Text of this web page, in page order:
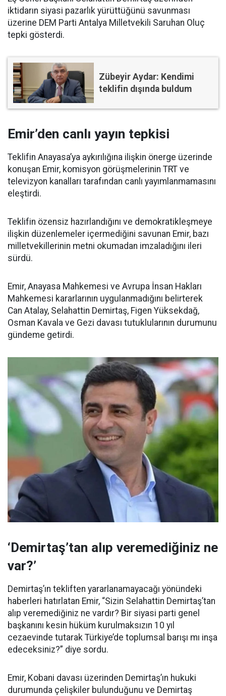
iktidarın siyasi pazarlık yürüttüğünü savunması
üzerine DEM Parti Antalya Milletvekili Saruhan Oluç
tepki gösterdi.
Zübeyir Aydar: Kendimi
teklifin dışında buldum
Emir’den canlı yayın tepkisi
Teklifin Anayasa’ya aykırılığına ilişkin önerge üzerinde
konuşan Emir, komisyon görüşmelerinin TRT ve
televizyon kanalları tarafından canlı yayımlanmamasını
eleştirdi.
Teklifin özensiz hazırlandığını ve demokratikleşmeye
ilişkin düzenlemeler içermediğini savunan Emir, bazı
milletvekillerinin metni okumadan imzaladığını ileri
sürdü.
Emir, Anayasa Mahkemesi ve Avrupa İnsan Hakları
Mahkemesi kararlarının uygulanmadığını belirterek
Can Atalay, Selahattin Demirtaş, Figen Yüksekdağ,
Osman Kavala ve Gezi davası tutuklularının durumunu
gündeme getirdi.
‘Demirtaş’tan alıp veremediğiniz ne
var?’
Demirtaş’ın tekliften yararlanamayacağı yönündeki
haberleri hatırlatan Emir, “Sizin Selahattin Demirtaş’tan
alıp veremediğiniz ne vardır? Bir siyasi parti genel
başkanını kesin hüküm kurulmaksızın 10 yıl
cezaevinde tutarak Türkiye’de toplumsal barışı mı inşa
edeceksiniz?” diye sordu.
Emir, Kobani davası üzerinden Demirtaş’ın hukuki
durumunda çelişkiler bulunduğunu ve Demirtaş